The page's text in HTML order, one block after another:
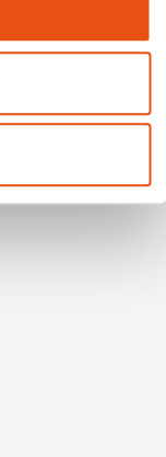
€149,90